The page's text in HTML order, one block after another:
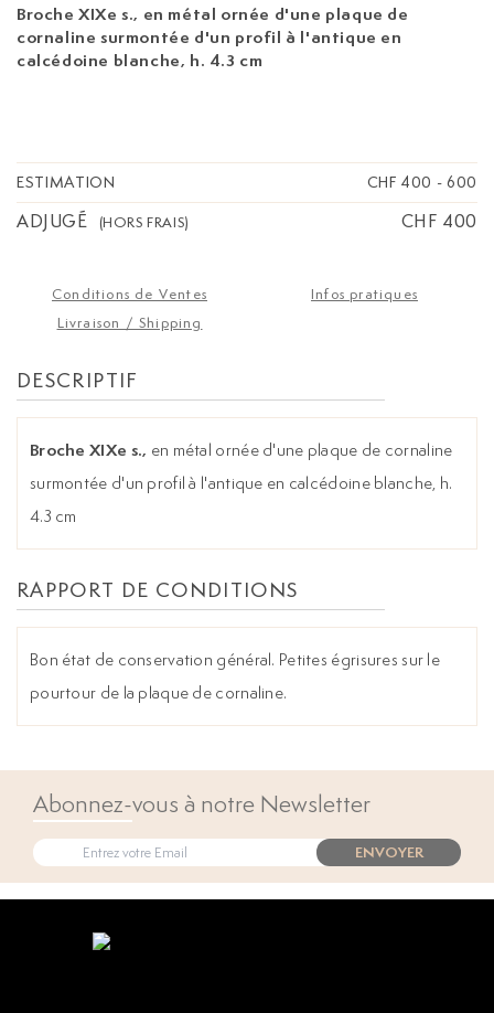
Broche XIXe s.,
cornaline surmontée d'un profil à l'antique en
calcédoine blanche, h. 4.3 cm
ESTIMATION CHF 400 - 600
ADJUGÉ (HORS FRAIS) CHF 400
Conditions de Ventes
Infos pratiques
Livraison / Shipping
DESCRIPTIF
Broche XIXe s., en métal ornée d'une plaque de cornaline
surmontée d'un profil à l'antique en calcédoine blanche, h.
4.3 cm
RAPPORT DE CONDITIONS
Bon état de conservation général. Petites égrisures sur le
pourtour de la plaque de cornaline.
Abonnez-vous à notre Newsletter
ENVOYER